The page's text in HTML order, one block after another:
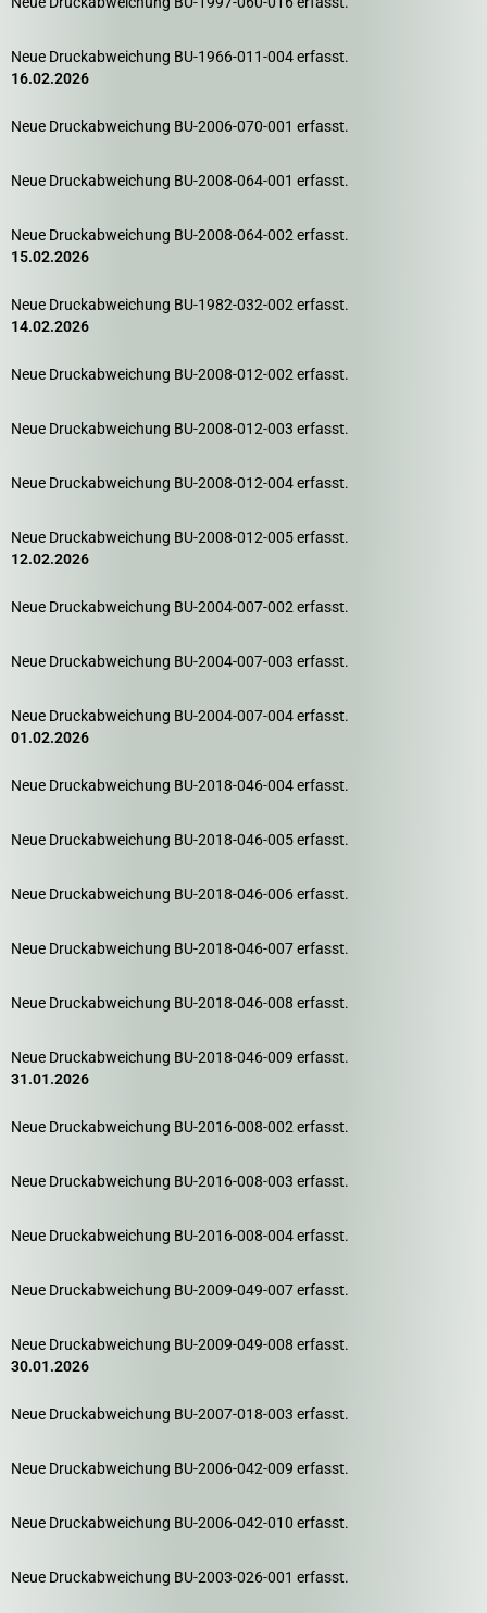
Neue Druckabweichung BU-1966-011-004 erfasst.
16.02.2026
Neue Druckabweichung BU-2006-070-001 erfasst.
Neue Druckabweichung BU-2008-064-001 erfasst.
Neue Druckabweichung BU-2008-064-002 erfasst.
15.02.2026
Neue Druckabweichung BU-1982-032-002 erfasst.
14.02.2026
Neue Druckabweichung BU-2008-012-002 erfasst.
Neue Druckabweichung BU-2008-012-003 erfasst.
Neue Druckabweichung BU-2008-012-004 erfasst.
Neue Druckabweichung BU-2008-012-005 erfasst.
12.02.2026
Neue Druckabweichung BU-2004-007-002 erfasst.
Neue Druckabweichung BU-2004-007-003 erfasst.
Neue Druckabweichung BU-2004-007-004 erfasst.
01.02.2026
Neue Druckabweichung BU-2018-046-004 erfasst.
Neue Druckabweichung BU-2018-046-005 erfasst.
Neue Druckabweichung BU-2018-046-006 erfasst.
Neue Druckabweichung BU-2018-046-007 erfasst.
Neue Druckabweichung BU-2018-046-008 erfasst.
Neue Druckabweichung BU-2018-046-009 erfasst.
31.01.2026
Neue Druckabweichung BU-2016-008-002 erfasst.
Neue Druckabweichung BU-2016-008-003 erfasst.
Neue Druckabweichung BU-2016-008-004 erfasst.
Neue Druckabweichung BU-2009-049-007 erfasst.
Neue Druckabweichung BU-2009-049-008 erfasst.
30.01.2026
Neue Druckabweichung BU-2007-018-003 erfasst.
Neue Druckabweichung BU-2006-042-009 erfasst.
Neue Druckabweichung BU-2006-042-010 erfasst.
Neue Druckabweichung BU-2003-026-001 erfasst.